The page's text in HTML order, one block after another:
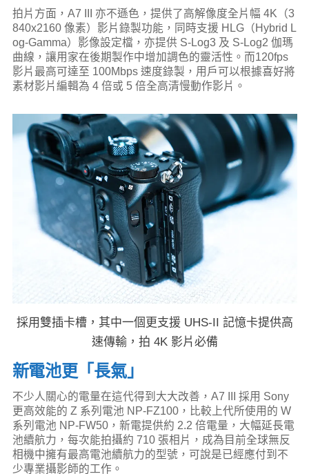
拍片方面，A7 III 亦不遜色，提供了高解像度全片幅 4K（3
840x2160 像素）影片錄製功能，同時支援 HLG（Hybrid L
og-Gamma）影像設定檔，亦提供 S-Log3 及 S-Log2 伽瑪
曲線，讓用家在後期製作中增加調色的靈活性。而120fps
影片最高可達至 100Mbps 速度錄製，用戶可以根據喜好將
素材影片編輯為 4 倍或 5 倍全高清慢動作影片。
採用雙插卡槽，其中一個更支援 UHS-II 記憶卡提供高
速傳輸，拍 4K 影片必備
新電池更「長氣」
不少人關心的電量在這代得到大大改善，A7 III 採用 Sony
更高效能的 Z 系列電池 NP-FZ100，比較上代所使用的 W
系列電池 NP-FW50，新電提供約 2.2 倍電量，大幅延長電
池續航力，每次能拍攝約 710 張相片，成為目前全球無反
相機中擁有最高電池續航力的型號，可說是已經應付到不
少專業攝影師的工作。